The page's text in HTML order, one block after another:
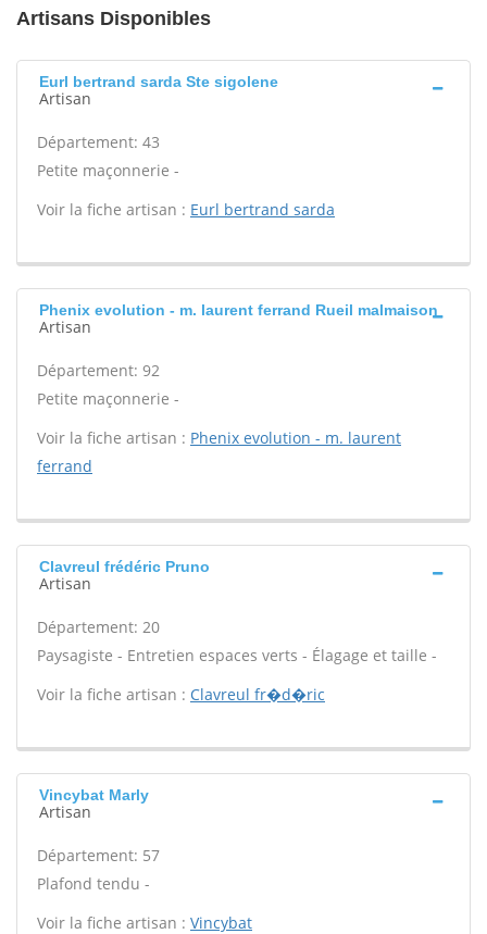
Artisans Disponibles
Eurl bertrand sarda Ste sigolene
Artisan
Département: 43
Petite maçonnerie -
Voir la fiche artisan : Eurl bertrand sarda
Phenix evolution - m. laurent ferrand Rueil malmaison
Artisan
Département: 92
Petite maçonnerie -
Voir la fiche artisan : Phenix evolution - m. laurent
ferrand
Clavreul frédéric Pruno
Artisan
Département: 20
Paysagiste - Entretien espaces verts - Élagage et taille -
Voir la fiche artisan : Clavreul fr�d�ric
Vincybat Marly
Artisan
Département: 57
Plafond tendu -
Voir la fiche artisan : Vincybat